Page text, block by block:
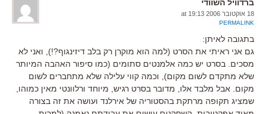
ברדוויל השוודי
18 אוקטובר 2006 at 19:13
PERMALINK
בתגובה לאיתן:
גם אני ראיתי את הסרט (למה הוא מוקרן רק בלב דיזינגוף?!), ואני לא
מסכים. בסרט יש כמה אלמנטים סתומים (כמו סיפור האהבה המיותר
שלא מתקדם לשום מקום), וכמה קווי עלילה שלא מתחברים לשום
מקום. אבל מלבד אלו, מדובר בסרט רגיש, מיוחד ורלוונטי מאין כמוהו,
שמציג תקופה מרתקת בהסטוריה של אירלנד ועושה את זה בצורה